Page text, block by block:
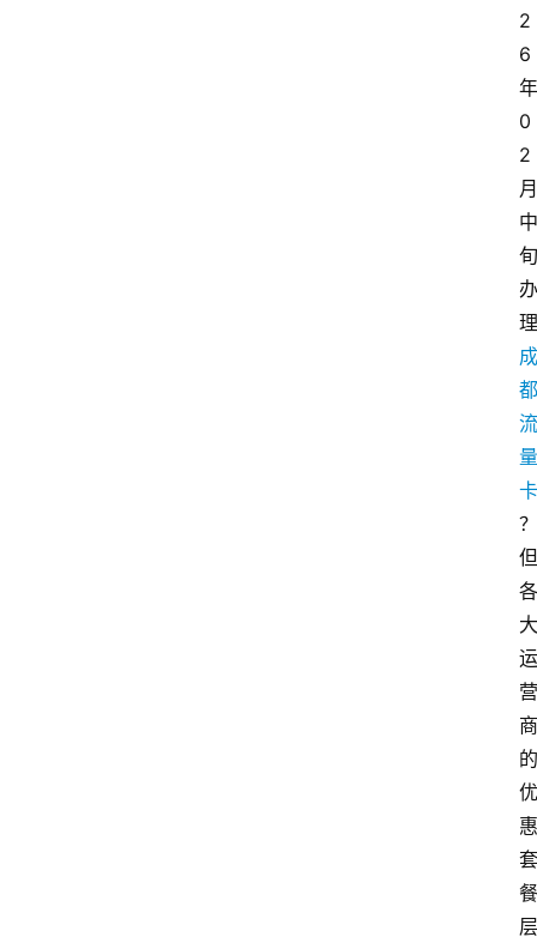
2
6
年
0
2
月
中
旬
办
理
成
都
流
量
卡
？
但
各
大
运
营
商
的
优
惠
套
餐
层